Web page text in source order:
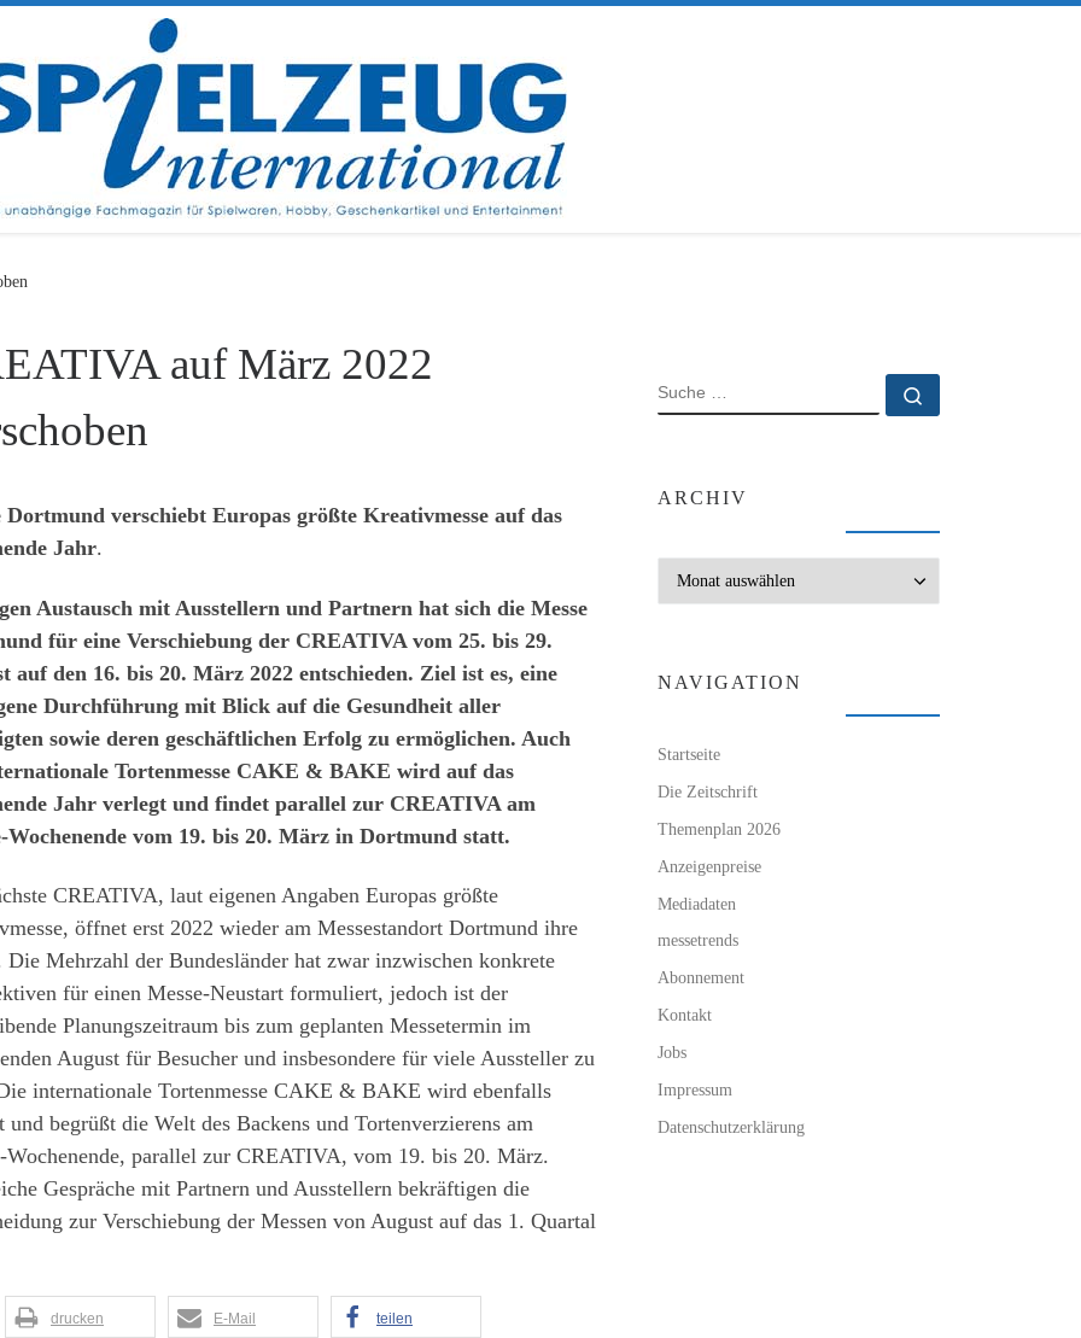
auf März 2022
Dortmund verschiebt Europas größte Kreativmesse auf das
Jahr.
Austausch mit Ausstellern und Partnern hat sich die Messe
für eine Verschiebung der CREATIVA vom 25. bis 29.
auf den 16. bis 20. März 2022 entschieden. Ziel ist es, eine
Durchführung mit Blick auf die Gesundheit aller
sowie deren geschäftlichen Erfolg zu ermöglichen. Auch
Tortenmesse CAKE & BAKE wird auf das
Jahr verlegt und findet parallel zur CREATIVA am
Wochenende vom 19. bis 20. März in Dortmund statt.
CREATIVA, laut eigenen Angaben Europas größte
öffnet erst 2022 wieder am Messestandort Dortmund ihre
Die Mehrzahl der Bundesländer hat zwar inzwischen konkrete
für einen Messe-Neustart formuliert, jedoch ist der
Planungszeitraum bis zum geplanten Messetermin im
August für Besucher und insbesondere für viele Aussteller zu
internationale Tortenmesse CAKE & BAKE wird ebenfalls
und begrüßt die Welt des Backens und Tortenverzierens am
Wochenende, parallel zur CREATIVA, vom 19. bis 20. März.
Gespräche mit Partnern und Ausstellern bekräftigen die
zur Verschiebung der Messen von August auf das 1. Quartal
drucken E-Mail teilen
SUCHE
ARCHIV
NAVIGATION
Startseite
Die Zeitschrift
Themenplan 2026
Anzeigenpreise
Mediadaten
messetrends
Abonnement
Kontakt
Jobs
Impressum
Datenschutzerklärung